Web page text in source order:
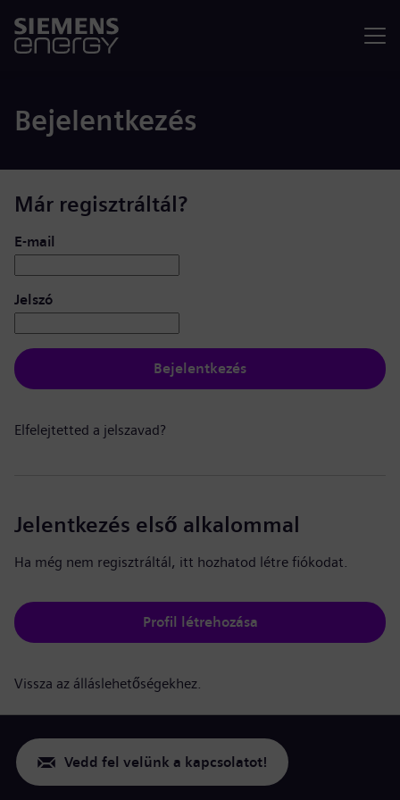
Bejelentkezés
Már regisztráltál?
Bejelentkezés: felhasználó és jelszó
E-mail
Jelszó
Bejelentkezés
Elfelejtetted a jelszavad?
Jelentkezés első alkalommal
Ha még nem regisztráltál, itt hozhatod létre fiókodat.
Profil létrehozása
Vissza az álláslehetőségekhez.
Vedd fel velünk a kapcsolatot!